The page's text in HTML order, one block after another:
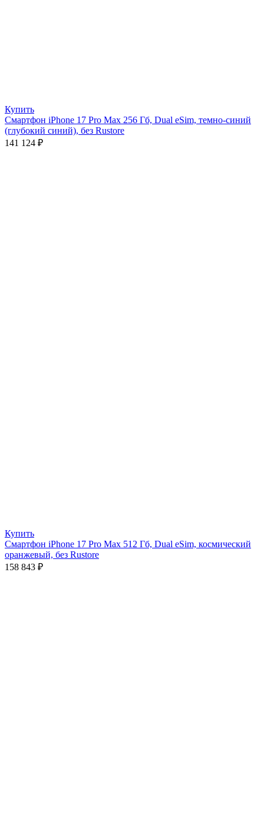
Купить
Смартфон iPhone 17 Pro Max 256 Гб, Dual eSim, темно-синий
(глубокий синий), без Rustore
141 124 ₽
Купить
Смартфон iPhone 17 Pro Max 512 Гб, Dual eSim, космический
оранжевый, без Rustore
158 843 ₽